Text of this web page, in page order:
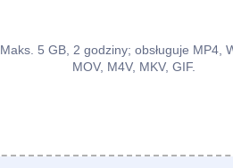
Maks. 5 GB, 2 godziny; obsługuje MP4,
MOV, M4V, MKV, GIF.